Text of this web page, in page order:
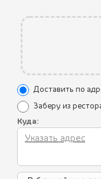
Все блюда
Пикник по-
Доставить по
Заберу из
Куда:
Акции